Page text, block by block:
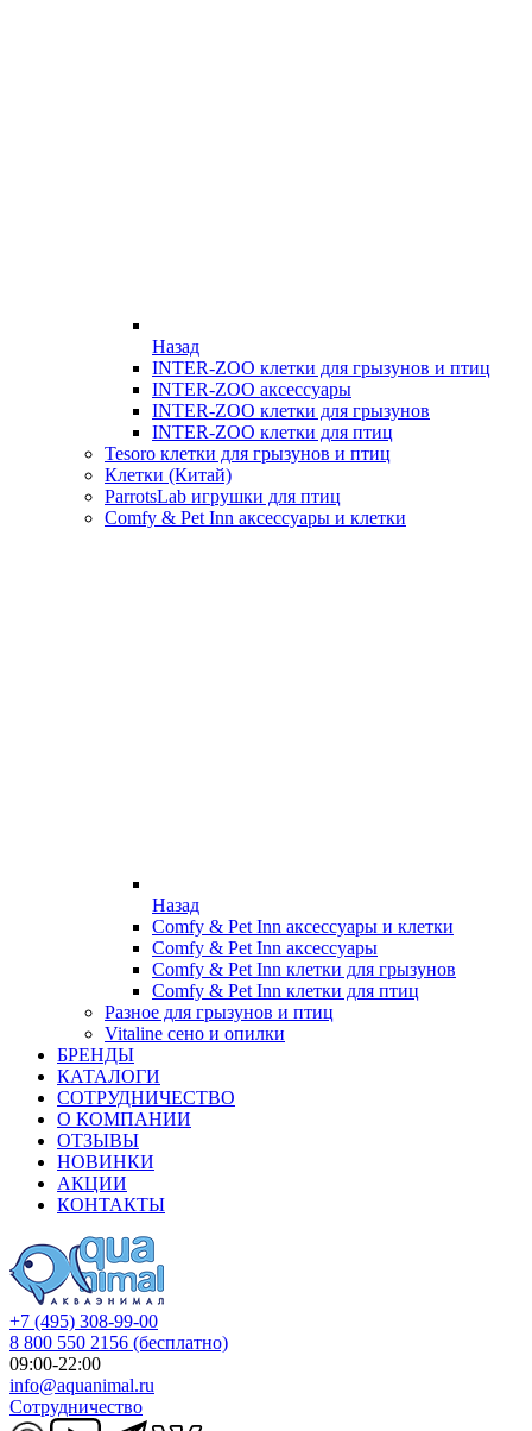
Назад
INTER-ZOO клетки для грызунов и птиц
INTER-ZOO аксессуары
INTER-ZOO клетки для грызунов
INTER-ZOO клетки для птиц
Tesoro клетки для грызунов и птиц
Клетки (Китай)
ParrotsLab игрушки для птиц
Comfy & Pet Inn аксессуары и клетки
Назад
Comfy & Pet Inn аксессуары и клетки
Comfy & Pet Inn аксессуары
Comfy & Pet Inn клетки для грызунов
Comfy & Pet Inn клетки для птиц
Разное для грызунов и птиц
Vitaline сено и опилки
БРЕНДЫ
КАТАЛОГИ
СОТРУДНИЧЕСТВО
О КОМПАНИИ
ОТЗЫВЫ
НОВИНКИ
АКЦИИ
КОНТАКТЫ
+7 (495) 308-99-00
8 800 550 2156 (бесплатно)
09:00-22:00
info@aquanimal.ru
Сотрудничество